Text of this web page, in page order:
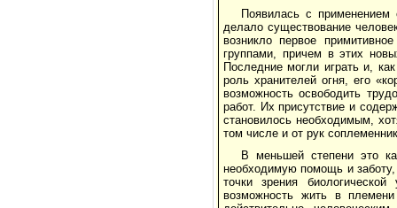
Появилась с
делало суще­ствование
возникло первое
группами, причем в этих
Последние могли играть и,
роль хранителей огня, его
возмож­ность освободить
работ. Их присут­ствие и
становилось необходи­мым,
том числе и от рук
В меньшей степени это
необходимую по­мощь и
точки зрения
возможность жить в